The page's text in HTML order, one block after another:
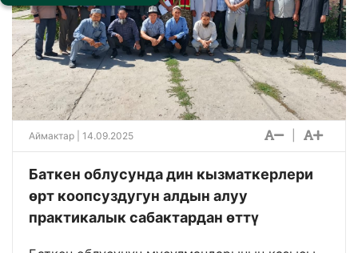
Аймактар | 14.09.2025
Баткен облусунда дин кызматкерлери
өрт коопсуздугун алдын алуу
практикалык сабактардан өттү